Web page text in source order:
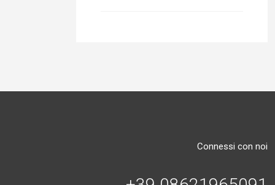
Connessi con noi